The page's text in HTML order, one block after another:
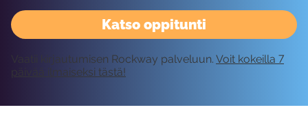
Katso oppitunti
Vaatii kirjautumisen Rockway palveluun. Voit kokeilla 7
päivää ilmaiseksi tästä!